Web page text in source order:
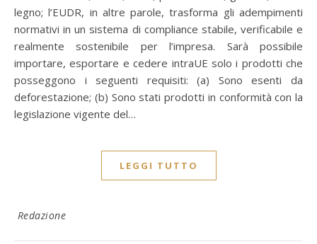
legno; l’EUDR, in altre parole, trasforma gli adempimenti
normativi in un sistema di compliance stabile, verificabile e
realmente sostenibile per l’impresa. Sarà possibile
importare, esportare e cedere intraUE solo i prodotti che
posseggono i seguenti requisiti: (a) Sono esenti da
deforestazione; (b) Sono stati prodotti in conformità con la
legislazione vigente del…
LEGGI TUTTO
Redazione